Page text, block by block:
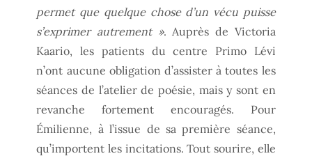
permet que quelque chose d’un vécu puisse
s’exprimer autrement ». Auprès de Victoria
Kaario, les patients du centre Primo Lévi
n’ont aucune obligation d’assister à toutes les
séances de l’atelier de poésie, mais y sont en
revanche fortement encouragés. Pour
Émilienne, à l’issue de sa première séance,
qu’importent les incitations. Tout sourire, elle